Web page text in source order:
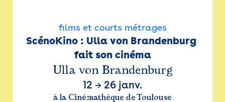
films et courts métrages
ScénoKino : Ulla von Brandenburg
fait son cinéma
Ulla von Brandenburg
12 → 26 janv.
à la Cinémathèque de Toulouse